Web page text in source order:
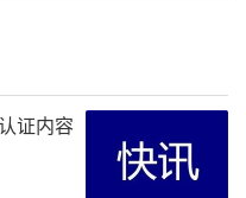
不绝口，激动地
！不仅让我领略到
更感受到中华民族
，仿佛置身于广袤
”甚至有些学生专
证内容